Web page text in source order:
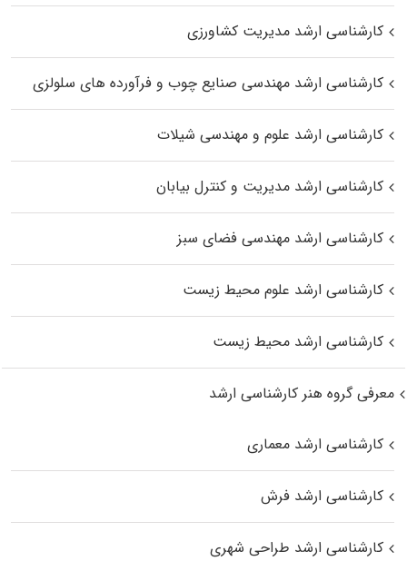
کارشناسی ارشد مدیریت کشاورزی
کارشناسی ارشد مهندسی صنایع چوب و فرآورده‌ های سلولزی
کارشناسی ارشد علوم و مهندسی شیلات
کارشناسی ارشد مدیریت و کنترل بیابان
کارشناسی ارشد مهندسی فضای سبز
کارشناسی ارشد علوم محیط‌ زیست
کارشناسی ارشد محیط زیست
معرفی گروه هنر کارشناسی ارشد
کارشناسی ارشد معماری
کارشناسی ارشد فرش
کارشناسی ارشد طراحی شهری